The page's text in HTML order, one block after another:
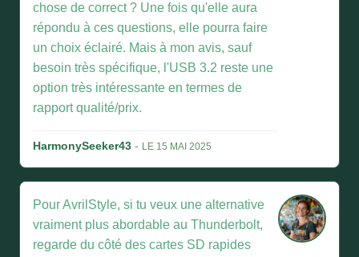
chose de correct ? Une fois qu'elle aura
répondu à ces questions, elle pourra faire
un choix éclairé. Mais à mon avis, sauf
besoin très spécifique, l'USB 3.2 reste une
option très intéressante en termes de
rapport qualité/prix.
HarmonySeeker43 - LE 15 MAI 2025
Pour AvrilStyle, si tu veux une alternative
vraiment plus abordable au Thunderbolt,
regarde du côté des cartes SD rapides